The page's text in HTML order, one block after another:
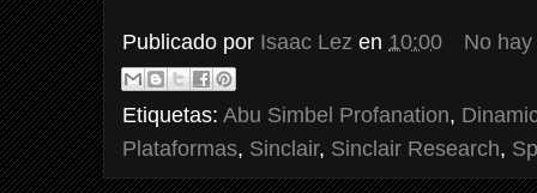
Publicado por Isaac Lez en 10:00 No
Etiquetas: Abu Simbel Profanation,
Plataformas, Sinclair, Sinclair Research,